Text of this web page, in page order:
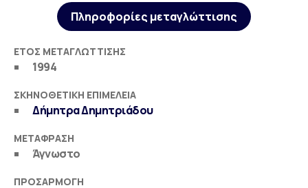
Πληροφορίες μεταγλώττισης
ΈΤΟΣ ΜΕΤΑΓΛΏΤΤΙΣΗΣ
1994
ΣΚΗΝΟΘΕΤΙΚΉ ΕΠΙΜΈΛΕΙΑ
Δήμητρα Δημητριάδου
ΜΕΤΆΦΡΑΣΗ
Άγνωστο
ΠΡΟΣΑΡΜΟΓΉ